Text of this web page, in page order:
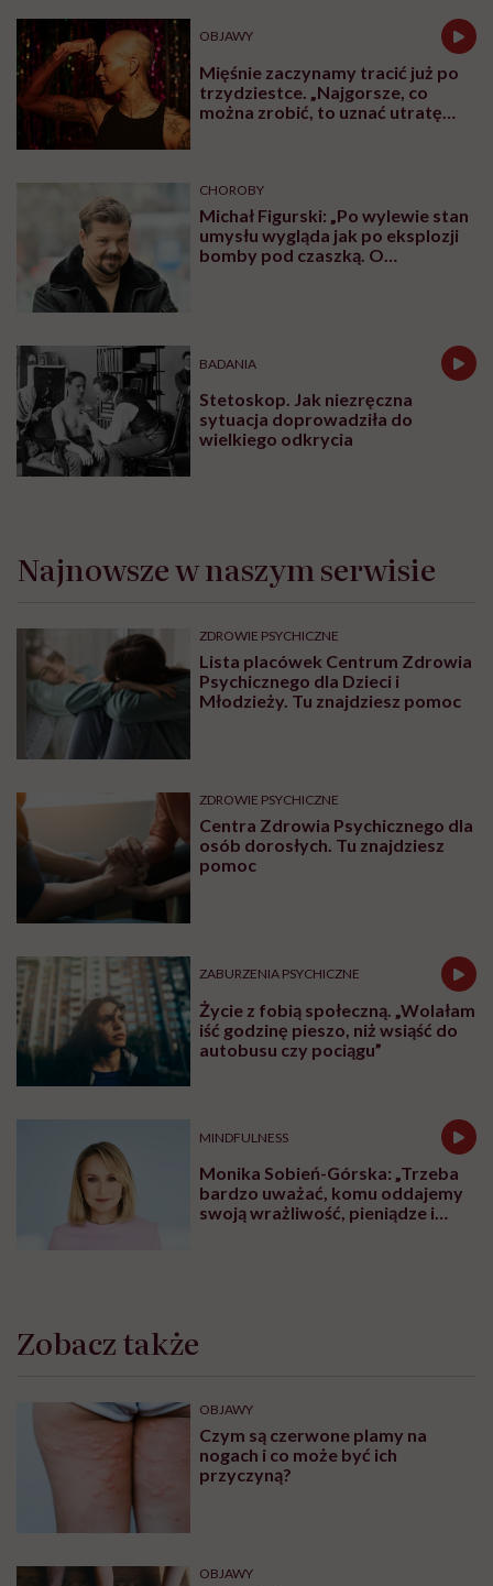
OBJAWY
Mięśnie zaczynamy tracić już po
trzydziestce. „Najgorsze, co
można zrobić, to uznać utratę
CHOROBY
Michał Figurski: „Po wylewie stan
umysłu wygląda jak po eksplozji
bomby pod czaszką. O
BADANIA
Stetoskop. Jak niezręczna
sytuacja doprowadziła do
wielkiego odkrycia
Najnowsze w naszym serwisie
ZDROWIE PSYCHICZNE
Lista placówek Centrum Zdrowia
Psychicznego dla Dzieci i
Młodzieży. Tu znajdziesz pomoc
ZDROWIE PSYCHICZNE
Centra Zdrowia Psychicznego dla
osób dorosłych. Tu znajdziesz
pomoc
ZABURZENIA PSYCHICZNE
Życie z fobią społeczną. „Wolałam
iść godzinę pieszo, niż wsiąść do
autobusu czy pociągu”
MINDFULNESS
Monika Sobień-Górska: „Trzeba
bardzo uważać, komu oddajemy
swoją wrażliwość, pieniądze i
Zobacz także
OBJAWY
Czym są czerwone plamy na
nogach i co może być ich
przyczyną?
OBJAWY